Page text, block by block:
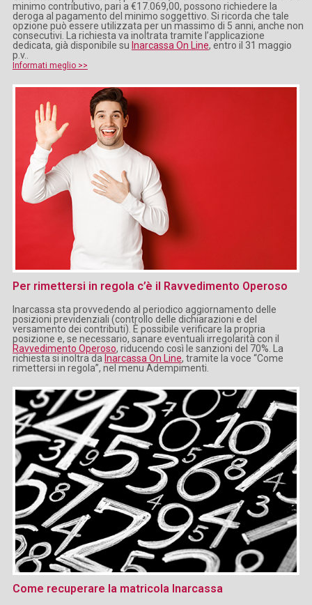
minimo contributivo, pari a €17.069,00, possono richiedere la
deroga al pagamento del minimo soggettivo. Si ricorda che tale
opzione può essere utilizzata per un massimo di 5 anni, anche non
consecutivi. La richiesta va inoltrata tramite l’applicazione
dedicata, già disponibile su Inarcassa On Line, entro il 31 maggio
p.v..
Informati meglio >>
Per rimettersi in regola c’è il Ravvedimento Operoso
Inarcassa sta provvedendo al periodico aggiornamento delle
posizioni previdenziali (controllo delle dichiarazioni e del
versamento dei contributi). È possibile verificare la propria
posizione e, se necessario, sanare eventuali irregolarità con il
Ravvedimento Operoso, riducendo così le sanzioni del 70%. La
richiesta si inoltra da Inarcassa On Line, tramite la voce “Come
rimettersi in regola”, nel menu Adempimenti.
Come recuperare la matricola Inarcassa